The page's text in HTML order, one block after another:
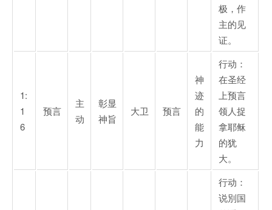
极，作
主的见
证。
1:
1
6
预言
主
动
彰显
神旨
大卫 预言
神
迹
的
能
力
行动：
在圣经
上预言
领人捉
拿耶稣
的犹
大。
行动：
说別国